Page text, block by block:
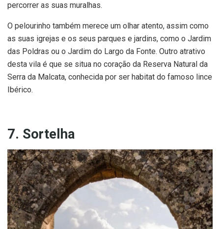
percorrer as suas muralhas.
O pelourinho também merece um olhar atento, assim como
as suas igrejas e os seus parques e jardins, como o Jardim
das Poldras ou o Jardim do Largo da Fonte. Outro atrativo
desta vila é que se situa no coração da Reserva Natural da
Serra da Malcata, conhecida por ser habitat do famoso lince
Ibérico.
7. Sortelha